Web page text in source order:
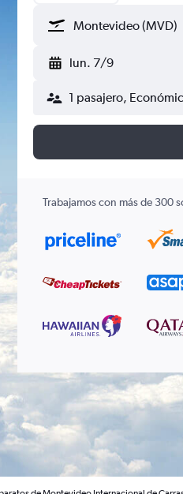
lun. 7/9
1 pasajero,
Trabajamos con más de 300